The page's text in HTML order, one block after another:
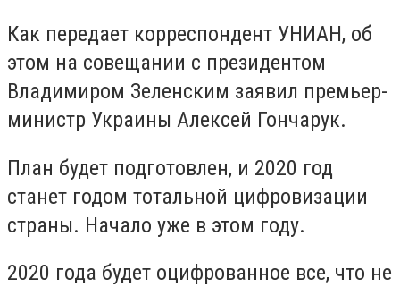
Как передает корреспондент УНИАН, об
этом на совещании с президентом
Владимиром Зеленским заявил премьер-
министр Украины Алексей Гончарук.
План будет подготовлен, и 2020 год
станет годом тотальной цифровизации
страны. Начало уже в этом году.
2020 года будет оцифрованное все, что не